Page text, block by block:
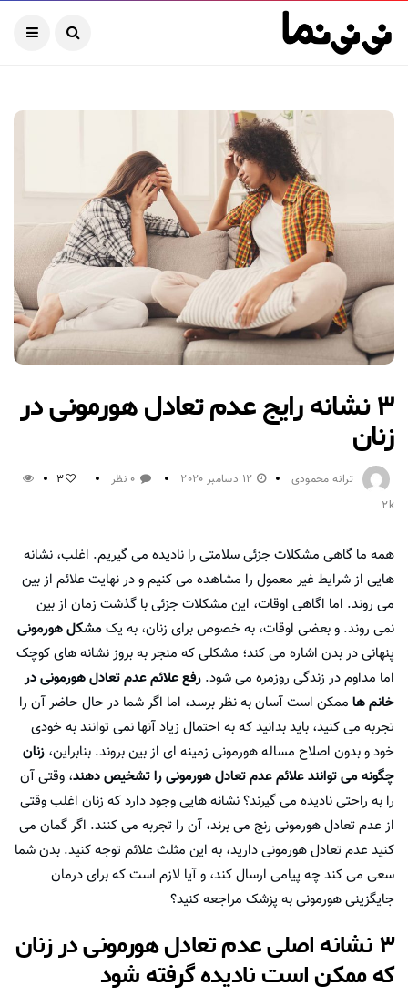
۳ نشانه رایج عدم تعادل هورمونی در
زنان
ترانه محمودی 12 دسامبر 2020 0 نظر 3
2k
همه ما گاهی مشکلات جزئی سلامتی را نادیده می گیریم. اغلب، نشانه
هایی از شرایط غیر معمول را مشاهده می کنیم و در نهایت علائم از بین
می روند. اما اگاهی اوقات، این مشکلات جزئی با گذشت زمان از بین
نمی روند. و بعضی اوقات، به خصوص برای زنان، به یکمشکل هورمونی
پنهانی در بدن اشاره می کند؛ مشکلی که منجر به بروز نشانه های کوچک
اما مداوم در زندگی روزمره می شود. رفع علائم عدم تعادل هورمونی در
خانم ها ممکن است آسان به نظر برسد، اما اگر شما در حال حاضر آن را
تجربه می کنید، باید بدانید که به احتمال زیاد آنها نمی توانند به خودی
خود و بدون اصلاح مساله هورمونی زمینه ای از بین بروند. بنابراین، زنان
چگونه می توانند علائم عدم تعادل هورمونی را تشخیص دهند، وقتی آن
را به راحتی نادیده می گیرند؟ نشانه هایی وجود دارد که زنان اغلب وقتی
از عدم تعادل هورمونی رنج می برند، آن را تجربه می کنند. اگر گمان می
کنید عدم تعادل هورمونی دارید، به این مثلث علائم توجه کنید. بدن شما
سعی می کند چه پیامی ارسال کند، و آیا لازم است که برای درمان
جایگزینی هورمونی به پزشک مراجعه کنید؟
۳ نشانه اصلی عدم تعادل هورمونی در زنان
که ممکن است نادیده گرفته شود